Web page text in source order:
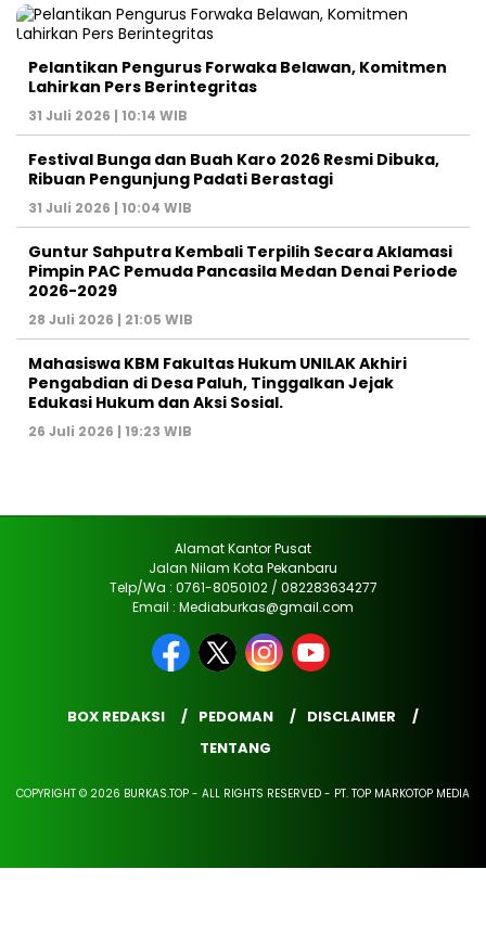
Pelantikan Pengurus Forwaka Belawan, Komitmen
Lahirkan Pers Berintegritas
31 Juli 2026 | 10:14 WIB
Festival Bunga dan Buah Karo 2026 Resmi Dibuka,
Ribuan Pengunjung Padati Berastagi
31 Juli 2026 | 10:04 WIB
Guntur Sahputra Kembali Terpilih Secara Aklamasi
Pimpin PAC Pemuda Pancasila Medan Denai Periode
2026-2029
28 Juli 2026 | 21:05 WIB
Mahasiswa KBM Fakultas Hukum UNILAK Akhiri
Pengabdian di Desa Paluh, Tinggalkan Jejak
Edukasi Hukum dan Aksi Sosial.
26 Juli 2026 | 19:23 WIB
Alamat Kantor Pusat
Jalan Nilam Kota Pekanbaru
Telp/Wa : 0761-8050102 / 082283634277
Email : Mediaburkas@gmail.com
BOX REDAKSI PEDOMAN
DISCLAIMER
TENTANG
COPYRIGHT © 2026 BURKAS.TOP - ALL RIGHTS RESERVED - PT. TOP MARKOTOP MEDIA